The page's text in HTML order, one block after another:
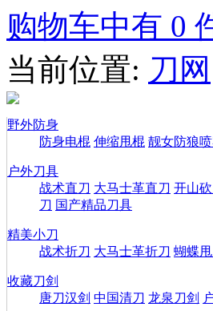
购物车中有 0
当前位置: 刀网
野外防身
防身电棍 伸缩甩棍 靓女防狼
户外刀具
战术直刀 大马士革直刀 开山
刀 国产精品刀具
精美小刀
战术折刀 大马士革折刀 蝴蝶
收藏刀剑
唐刀汉剑 中国清刀 龙泉刀剑